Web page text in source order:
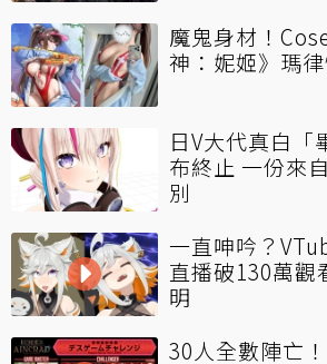
魔鬼身材！
神：妮姬》瑪
日V大代真白「
布終止 一份來
別
一直呻吟？
直播破130萬觀
明
30人全數陣亡